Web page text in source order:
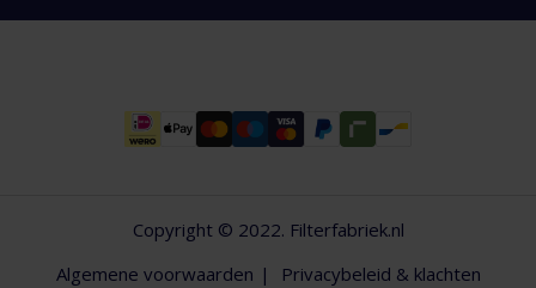
Copyright © 2022. Filterfabriek.nl
Algemene voorwaarden
Privacybeleid & klachten